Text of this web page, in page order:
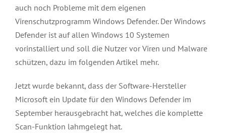
auch noch Probleme mit dem eigenen
Virenschutzprogramm Windows Defender. Der Windows
Defender ist auf allen Windows 10 Systemen
vorinstalliert und soll die Nutzer vor Viren und Malware
schützen, dazu im folgenden Artikel mehr.
Jetzt wurde bekannt, dass der Software-Hersteller
Microsoft ein Update für den Windows Defender im
September herausgebracht hat, welches die komplette
Scan-Funktion lahmgelegt hat.